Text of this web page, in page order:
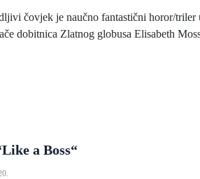
čovjek je naučno fantastični horor/triler
dobitnica Zlatnog globusa Elisabeth
a Boss“